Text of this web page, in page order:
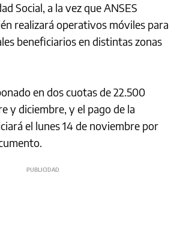
Social, a la vez que ANSES
realizará operativos móviles para
beneficiarios en distintas zonas
en dos cuotas de 22.500
y diciembre, y el pago de la
el lunes 14 de noviembre por